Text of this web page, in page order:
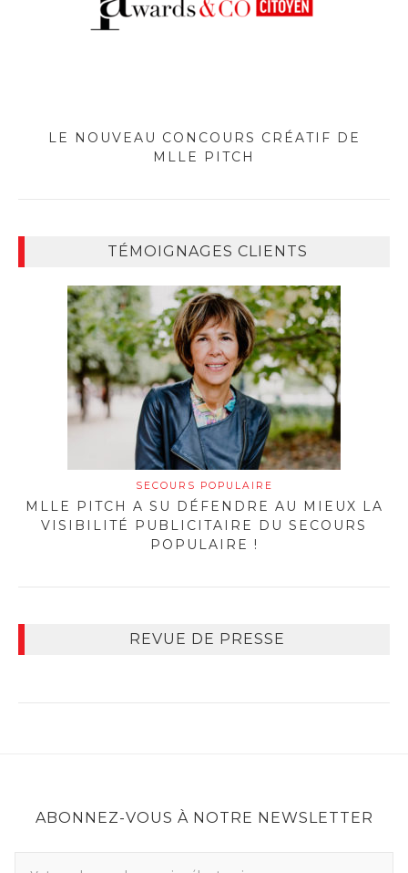
LE NOUVEAU CONCOURS CRÉATIF DE
MLLE PITCH
TÉMOIGNAGES CLIENTS
SECOURS POPULAIRE
MLLE PITCH A SU DÉFENDRE AU MIEUX LA
VISIBILITÉ PUBLICITAIRE DU SECOURS
POPULAIRE !
REVUE DE PRESSE
ABONNEZ-VOUS À NOTRE NEWSLETTER